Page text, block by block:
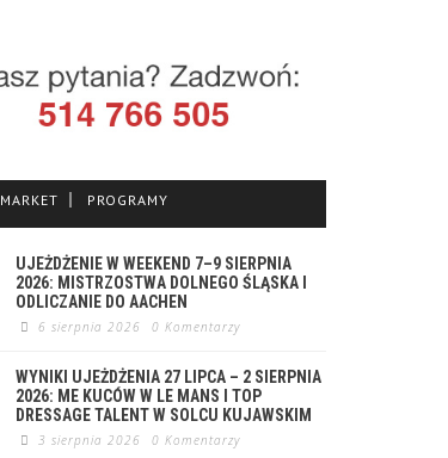
MARKET PROGRAMY
UJEŻDŻENIE W WEEKEND 7–9 SIERPNIA
2026: MISTRZOSTWA DOLNEGO ŚLĄSKA I
ODLICZANIE DO AACHEN
6 sierpnia 2026 0 Komentarzy
WYNIKI UJEŻDŻENIA 27 LIPCA – 2 SIERPNIA
2026: ME KUCÓW W LE MANS I TOP
DRESSAGE TALENT W SOLCU KUJAWSKIM
3 sierpnia 2026 0 Komentarzy